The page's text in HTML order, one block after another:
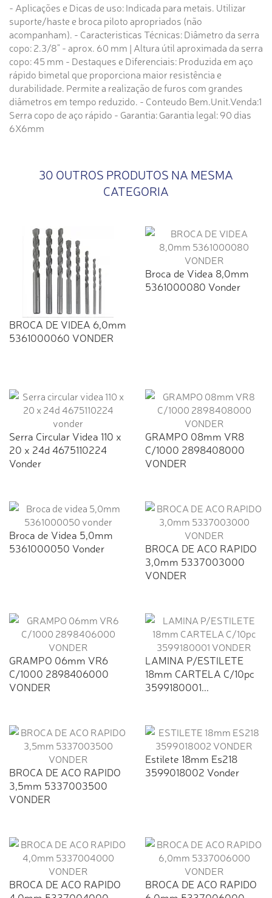
- Aplicações e Dicas de uso: Indicada para metais. Utilizar
suporte/haste e broca piloto apropriados (não
acompanham). - Caracteristicas Técnicas: Diâmetro da serra
copo: 2.3/8" - aprox. 60 mm | Altura útil aproximada da serra
copo: 45 mm - Destaques e Diferenciais: Produzida em aço
rápido bimetal que proporciona maior resistência e
durabilidade. Permite a realização de furos com grandes
diâmetros em tempo reduzido. - Conteudo Bem.Unit.Venda:1
Serra copo de aço rápido - Garantia: Garantia legal: 90 dias
6X6mm
30 OUTROS PRODUTOS NA MESMA
CATEGORIA
BROCA DE VIDEA 6,0mm
5361000060 VONDER
Broca de Videa 8,0mm
5361000080 Vonder
Serra Circular Videa 110 x
20 x 24d 4675110224
Vonder
GRAMPO 08mm VR8
C/1000 2898408000
VONDER
Broca de Videa 5,0mm
5361000050 Vonder
BROCA DE ACO RAPIDO
3,0mm 5337003000
VONDER
GRAMPO 06mm VR6
C/1000 2898406000
VONDER
LAMINA P/ESTILETE
18mm CARTELA C/10pc
3599180001...
BROCA DE ACO RAPIDO
3,5mm 5337003500
VONDER
Estilete 18mm Es218
3599018002 Vonder
BROCA DE ACO RAPIDO
BROCA DE ACO RAPIDO